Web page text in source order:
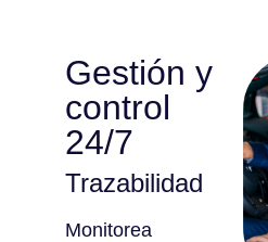
Gestión y
control
24/7
Trazabilidad
Monitorea